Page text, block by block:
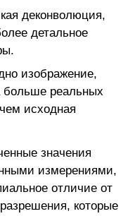
деконволюция,
детальное
изображение,
больше реальных
исходная
значения
измерениями,
отличие от
которые